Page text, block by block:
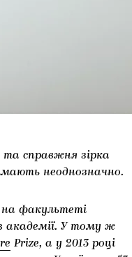
та справжня зірка
неоднозначно.
на факультеті
академії. У тому ж
Prize, а у 2013 році